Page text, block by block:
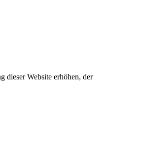
dieser Website erhöhen, der